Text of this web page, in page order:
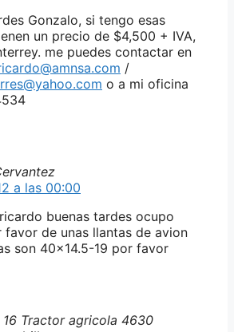
Gonzalo, si tengo esas
un precio de $4,500 + IVA,
me puedes contactar en
/
o a mi oficina
a las 00:00
buenas tardes ocupo
favor de unas llantas de avion
son 40×14.5-19 por favor
16 Tractor agricola 4630